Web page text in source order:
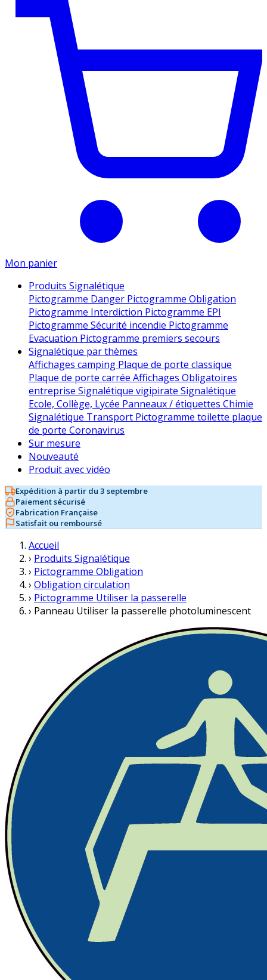
Mon panier
Produits Signalétique
Pictogramme Danger Pictogramme Obligation
Pictogramme Interdiction Pictogramme EPI
Pictogramme Sécurité incendie Pictogramme
Evacuation Pictogramme premiers secours
Signalétique par thèmes
Affichages camping Plaque de porte classique
Plaque de porte carrée Affichages Obligatoires
entreprise Signalétique vigipirate Signalétique
Ecole, Collège, Lycée Panneaux / étiquettes Chimie
Signalétique Transport Pictogramme toilette plaque
de porte Coronavirus
Sur mesure
Nouveauté
Produit avec vidéo
Expédition à partir du 3 septembre
Paiement sécurisé
Fabrication Française
Satisfait ou remboursé
Accueil
› Produits Signalétique
› Pictogramme Obligation
› Obligation circulation
› Pictogramme Utiliser la passerelle
› Panneau Utiliser la passerelle photoluminescent